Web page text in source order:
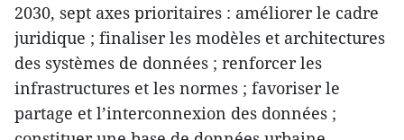
2030, sept axes prioritaires : améliorer le cadre
juridique ; finaliser les modèles et architectures
des systèmes de données ; renforcer les
infrastructures et les normes ; favoriser le
partage et l’interconnexion des données ;